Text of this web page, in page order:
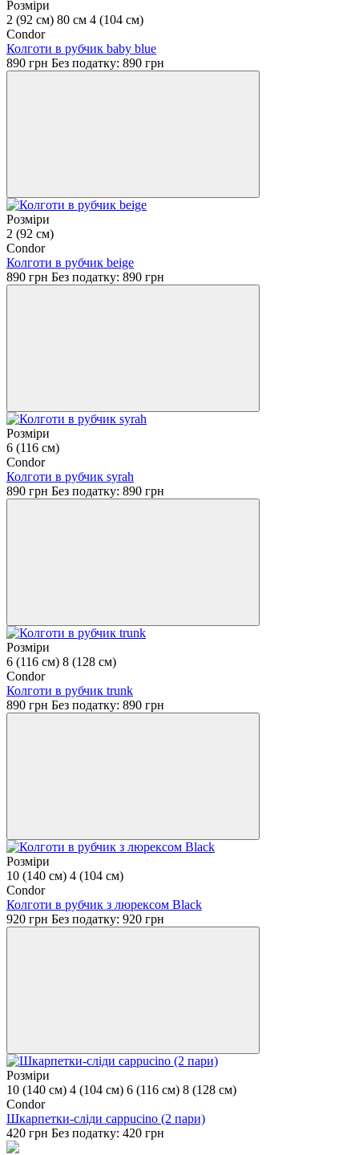
Розміри
2 (92 см) 80 см 4 (104 см)
Condor
Колготи в рубчик baby blue
890 грн Без податку: 890 грн
Розміри
2 (92 см)
Condor
Колготи в рубчик beige
890 грн Без податку: 890 грн
Розміри
6 (116 см)
Condor
Колготи в рубчик syrah
890 грн Без податку: 890 грн
Розміри
6 (116 см) 8 (128 см)
Condor
Колготи в рубчик trunk
890 грн Без податку: 890 грн
Розміри
10 (140 см) 4 (104 см)
Condor
Колготи в рубчик з люрексом Black
920 грн Без податку: 920 грн
Розміри
10 (140 см) 4 (104 см) 6 (116 см) 8 (128 см)
Condor
Шкарпетки-сліди cappucino (2 пари)
420 грн Без податку: 420 грн